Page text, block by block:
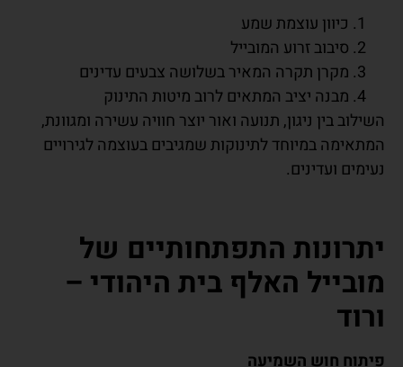
כיוון עוצמת שמע
סיבוב זרוע המובייל
מקרן תקרה המאיר בשלושה צבעים עדינים
מבנה יציב המתאים לרוב מיטות התינוק
בין ניגון, תנועה ואור יוצר חוויה עשירה ומגוונת,
במיוחד לתינוקות שמגיבים בעוצמה לגירויים
ועדינים.
התפתחותיים של
האלף בית היהודי –
חוש השמיעה